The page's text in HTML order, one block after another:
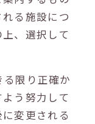
る施設につ
、選択して
る限り正確か
う努力して
変更される